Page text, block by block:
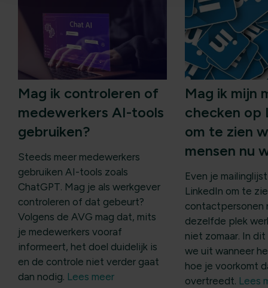
Mag ik controleren of
medewerkers AI-tools
gebruiken?
Steeds meer medewerkers
gebruiken AI-tools zoals
ChatGPT. Mag je als werkgever
controleren of dat gebeurt?
Volgens de AVG mag dat, mits
je medewerkers vooraf
informeert, het doel duidelijk is
en de controle niet verder gaat
dan nodig. Lees meer
Mag ik mijn
checken op
om te zien
mensen nu
Even je
LinkedIn om te
contactpersonen
dezelfde plek
niet zomaar. In
we uit wanneer
hoe je voorkomt
overtreedt. Lees